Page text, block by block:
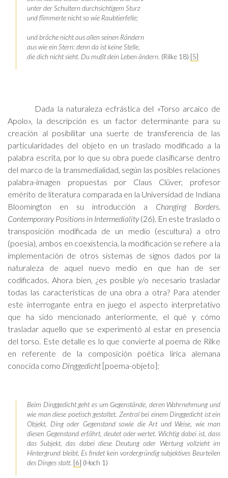
unter der Schultern durchsichtigem Sturz
und flimmerte nicht so wie Raubtierfelle;
und bräche nicht aus allen seinen Rändern
aus wie ein Stern: denn da ist keine Stelle,
die dich nicht sieht. Du mußt dein Leben ändern. (Rilke 18) [5]
Dada la naturaleza ecfrástica del «Torso arcaico de
Apolo», la descripción es un factor determinante para su
creación al posibilitar una suerte de transferencia de las
particularidades del objeto en un traslado modificado a la
palabra escrita, por lo que su obra puede clasificarse dentro
del marco de la transmedialidad, según las posibles relaciones
palabra-imagen propuestas por Claus Clüver, profesor
emérito de literatura comparada en la Universidad de Indiana
Bloomington en su introducción a Changing Borders.
Contemporary Positions in Intermediality(26). En este traslado o
transposición modificada de un medio (escultura) a otro
(poesía), ambos en coexistencia, la modificación se refiere a la
implementación de otros sistemas de signos dados por la
naturaleza de aquel nuevo medio en que han de ser
codificados. Ahora bien, ¿es posible y/o necesario trasladar
todas las características de una obra a otra? Para atender
este interrogante entra en juego el aspecto interpretativo
que ha sido mencionado anteriormente, el qué y cómo
trasladar aquello que se experimentó al estar en presencia
del torso. Este detalle es lo que convierte al poema de Rilke
en referente de la composición poética lírica alemana
conocida como Dinggedicht [poema-objeto]:
Beim Dinggedicht geht es um Gegenstände, deren Wahrnehmung und
wie man diese poetisch gestaltet. Zentral bei einem Dinggedicht ist ein
Objekt, Ding oder Gegenstand sowie die Art und Weise, wie man
diesen Gegenstand erfährt, deutet oder wertet. Wichtig dabei ist, dass
das Subjekt, das dabei diese Deutung oder Wertung vollzieht im
Hintergrund bleibt. Es findet kein vordergründig subjektives Beurteilen
des Dinges statt. [6] (Hoch 1)